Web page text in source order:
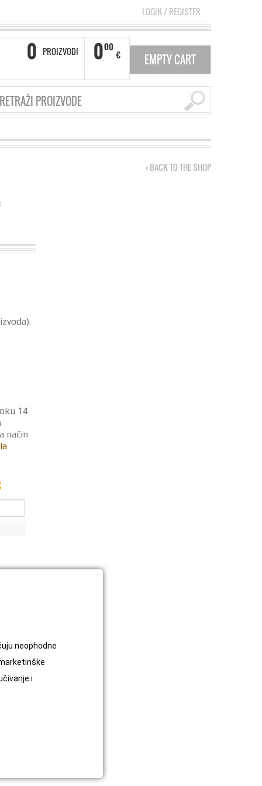
LOGIN/REGISTER
0 PROIZVODI 000
€ EMPTY CART
‹ BACK TO THE SHOP
14
način
neophodne
i